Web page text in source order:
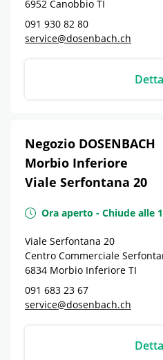
6952 Canobbio TI
091 930 82 80
service@dosenbach.ch
Negozio DOSENBACH
Morbio Inferiore
Viale Serfontana 20
Ora aperto - Chiude alle
Viale Serfontana 20
Centro Commerciale
6834 Morbio Inferiore TI
091 683 23 67
service@dosenbach.ch